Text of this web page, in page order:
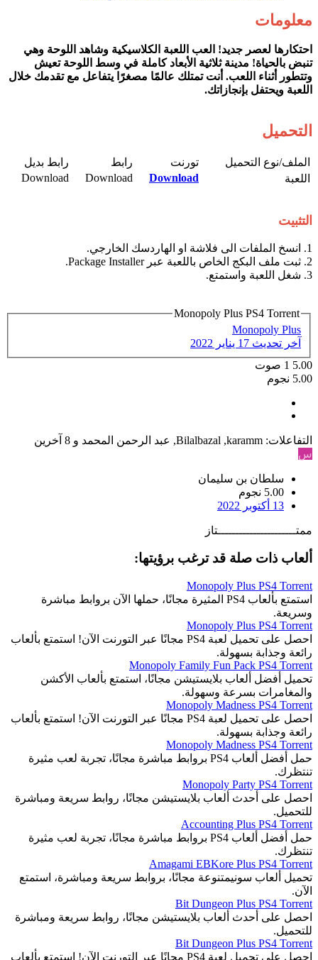
معلومات
احتكارها لعصر جديد! العب اللعبة الكلاسيكية وشاهد اللوحة وهي
تنبض بالحياة! مدينة ثلاثية الأبعاد كاملة في وسط اللوحة تعيش
وتتطور أثناء اللعب. أنت تمتلك عالمًا مصغرًا يتفاعل مع تقدمك خلال
اللعبة ويحتفل بإنجازاتك.
التحميل
الملف/نوع التحميل​ تورنت​ رابط​
رابط بديل​
اللعبة​
Download
Download​
Download​
التثبيت
1. انسخ الملفات الى فلاشة او الهاردسك الخارجي.
2. ثبت ملف البكج الخاص باللعبة عبر Package Installer.
3. شغل اللعبة واستمتع.
Monopoly Plus PS4 Torrent
Monopoly Plus
آخر تحديث 17 يناير 2022
5.00
1 صوت
5.00 نجوم
التفاعلات: karamm
,
Bilalbazal
, عبد الرحمن المحمد و 8 آخرين
س
سلطان بن سليمان
5.00 نجوم
13 أكتوبر 2022
ممتــــــــــــــــــــــتاز
ألعاب ذات صلة قد ترغب برؤيتها:
Monopoly Plus PS4 Torrent
استمتع بألعاب PS4 المثيرة مجانًا، حملها الآن بروابط مباشرة
وسريعة.
Monopoly Plus PS4 Torrent
احصل على تحميل لعبة PS4 مجانًا عبر التورنت الآن! استمتع بألعاب
رائعة وجذابة بسهولة.
Monopoly Family Fun Pack PS4 Torrent
تحميل أفضل ألعاب بلايستيشن مجانًا، استمتع بألعاب الأكشن
والمغامرات بسرعة وسهولة.
Monopoly Madness PS4 Torrent
احصل على تحميل لعبة PS4 مجانًا عبر التورنت الآن! استمتع بألعاب
رائعة وجذابة بسهولة.
Monopoly Madness PS4 Torrent
حمل أفضل ألعاب PS4 بروابط مباشرة مجانًا، تجربة لعب مثيرة
تنتظرك.
Monopoly Party PS4 Torrent
احصل على أحدث ألعاب بلايستيشن مجانًا، روابط سريعة ومباشرة
للتحميل.
Accounting Plus PS4 Torrent
حمل أفضل ألعاب PS4 بروابط مباشرة مجانًا، تجربة لعب مثيرة
تنتظرك.
Amagami EBKore Plus PS4 Torrent
تحميل ألعاب سونيمتنوعة مجانًا، بروابط سريعة ومباشرة، استمتع
الآن.
Bit Dungeon Plus PS4 Torrent
احصل على أحدث ألعاب بلايستيشن مجانًا، روابط سريعة ومباشرة
للتحميل.
Bit Dungeon Plus PS4 Torrent
احصل على تحميل لعبة PS4 مجانًا عبر التورنت الآن! استمتع بألعاب